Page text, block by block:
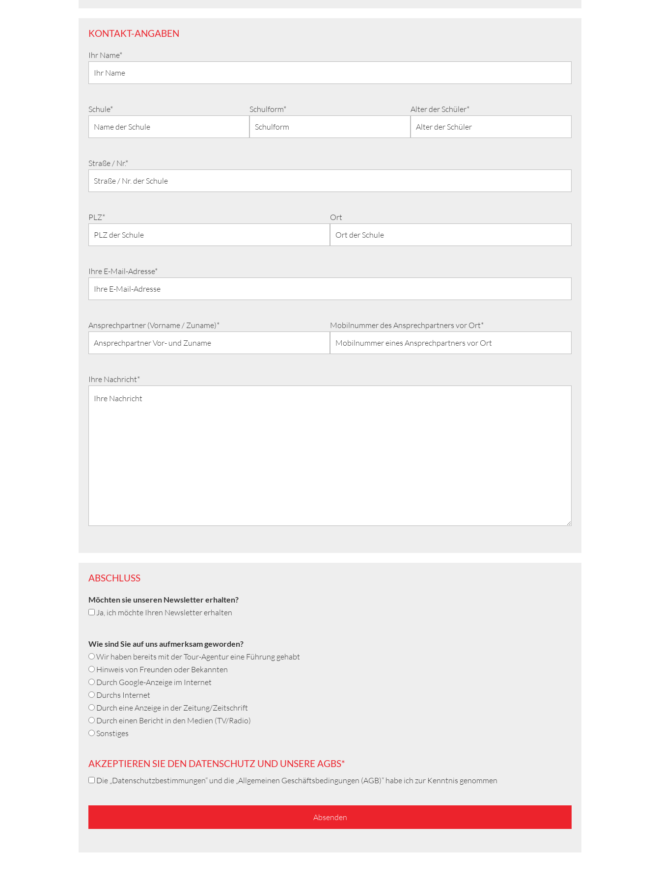
KONTAKT-ANGABEN
Ihr Name*
Schule* Schulform* Alter der Schüler*
Straße / Nr.*
PLZ* Ort
Ihre E-Mail-Adresse*
Ansprechpartner (Vorname / Zuname)* Mobilnummer des Ansprechpartners vor Ort*
Ihre Nachricht*
ABSCHLUSS
Möchten sie unseren Newsletter erhalten?
Ja, ich möchte Ihren Newsletter erhalten
Wie sind Sie auf uns aufmerksam geworden?
Wir haben bereits mit der Tour-Agentur eine Führung gehabt
Hinweis von Freunden oder Bekannten
Durch Google-Anzeige im Internet
Durchs Internet
Durch eine Anzeige in der Zeitung/Zeitschrift
Durch einen Bericht in den Medien (TV/Radio)
Sonstiges
AKZEPTIEREN SIE DEN DATENSCHUTZ UND UNSERE AGBS*
Die „Datenschutzbestimmungen“ und die „Allgemeinen Geschäftsbedingungen (AGB)“ habe ich zur Kenntnis genommen